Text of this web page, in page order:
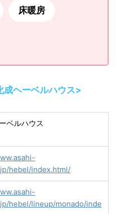
床暖房
ヘーベルハウス>
ベルハウス
hebel/index.html/
hebel/lineup/monado/inde